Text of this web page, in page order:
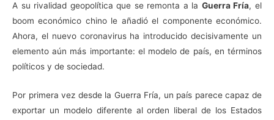
A su rivalidad geopolítica que se remonta a la Guerra Fría, el
boom económico chino le añadió el componente económico.
Ahora, el nuevo coronavirus ha introducido decisivamente un
elemento aún más importante: el modelo de país, en términos
políticos y de sociedad.
Por primera vez desde la Guerra Fría, un país parece capaz de
exportar un modelo diferente al orden liberal de los Estados